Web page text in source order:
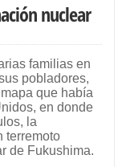
nuclear
familias en
pobladores,
que había
en donde
la
terremoto
de Fukushima.